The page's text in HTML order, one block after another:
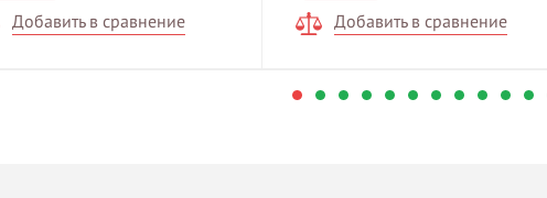
Добавить в сравнение Добавить в сравнение